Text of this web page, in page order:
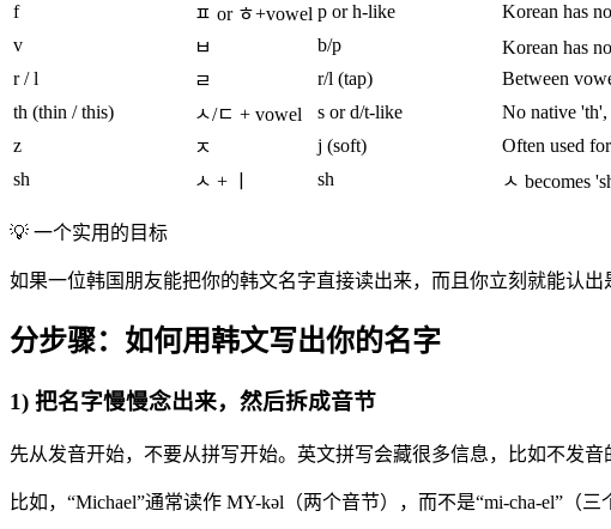
f
ㅍ or ㅎ+vowel p or h-like
Korean has
v
ㅂ b/p
Korean has
r / l
ㄹ r/l (tap)
Between
th (thin / this)
ㅅ/ㄷ + vowel s or d/t-like
No native 'th',
z
ㅈ j (soft)
Often used
sh
ㅅ + ㅣ sh ㅅ becomes
💡 一个实用的目标
如果一位韩国朋友能把你的韩文名字直接读出来，而且你立刻就能认
分步骤：如何用韩文写出你的名字
1) 把名字慢慢念出来，然后拆成音节
先从发音开始，不要从拼写开始。英文拼写会藏很多信息，比如不发音
比如，“Michael”通常读作 MY-kəl（两个音节），而不是“mi-cha-el”（